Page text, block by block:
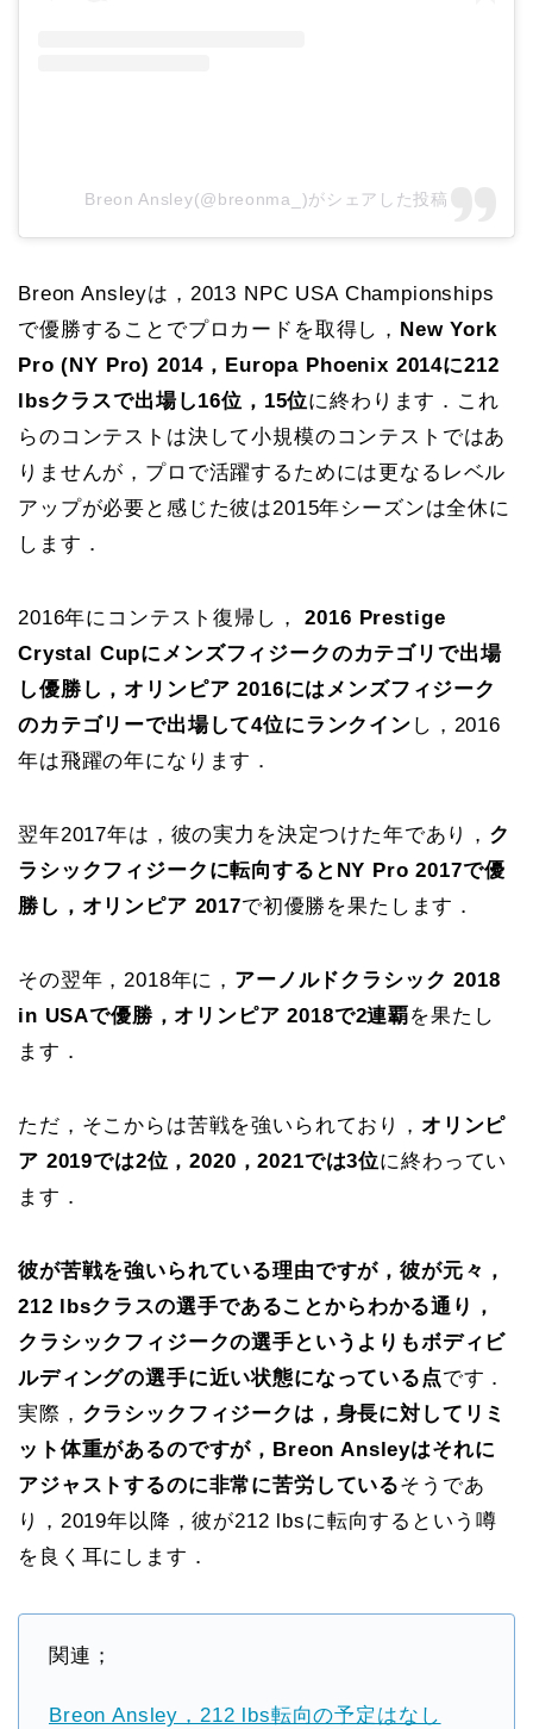
Breon Ansley(@breonma_)がシェアした投稿
Breon Ansleyは，2013 NPC USA Championships
で優勝することでプロカードを取得し， New York
Pro (NY Pro) 2014，Europa Phoenix 2014に212
lbsクラスで出場し16位，15位に終わります．これ
らのコンテストは決して小規模のコンテストではあ
りませんが，プロで活躍するためには更なるレベル
アップが必要と感じた彼は2015年シーズンは全休に
します．
2016年にコンテスト復帰し，
2016 Prestige
Crystal Cupにメンズフィジークのカテゴリで出場
し優勝し，オリンピア 2016にはメンズフィジーク
のカテゴリーで出場して4位にランクイン し，2016
年は飛躍の年になります．
翌年2017年は，彼の実力を決定つけた年であり， ク
ラシックフィジークに転向するとNY Pro 2017で優
勝し，オリンピア 2017で初優勝を果たします．
その翌年，2018年に， アーノルドクラシック 2018
in USAで優勝，オリンピア 2018で2連覇を果たし
ます．
ただ，そこからは苦戦を強いられており， オリンピ
ア 2019では2位，2020，2021では3位に終わってい
ます．
彼が苦戦を強いられている理由ですが，彼が元々，
212 lbsクラスの選手であることからわかる通り，
クラシックフィジークの選手というよりもボディビ
ルディングの選手に近い状態になっている点です．
実際， クラシックフィジークは，身長に対してリミ
ット体重があるのですが，Breon Ansleyはそれに
アジャストするのに非常に苦労しているそうであ
り，2019年以降，彼が212 lbsに転向するという噂
を良く耳にします．
関連；
Breon Ansley，212 lbs転向の予定はなし